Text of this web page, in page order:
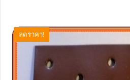
ลดราคา!